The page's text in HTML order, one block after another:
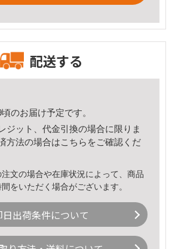
配送する
のお届け予定です。
ジット、代金引換の場合に限りま
方法の場合はこちら をご確認くだ
文の場合や在庫状況によって、商品
をいただく場合がございます。
日出荷条件について